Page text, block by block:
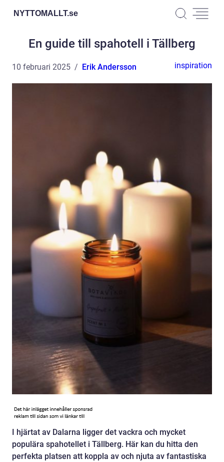
NYTTOMALLT.se
En guide till spahotell i Tällberg
10 februari 2025 Erik Andersson inspiration
I hjärtat av Dalarna ligger det vackra och mycket
populära spahotellet i Tällberg. Här kan du hitta den
perfekta platsen att koppla av och njuta av fantastiska